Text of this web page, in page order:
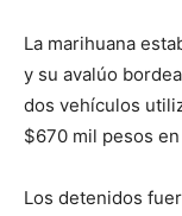
La marihuana
y su avalúo
dos vehículos
$670 mil pesos
Los detenidos